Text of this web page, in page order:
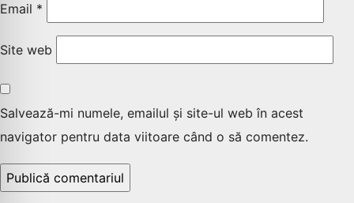
Email *
Site web
Salvează-mi numele, emailul și site-ul web în acest
navigator pentru data viitoare când o să comentez.